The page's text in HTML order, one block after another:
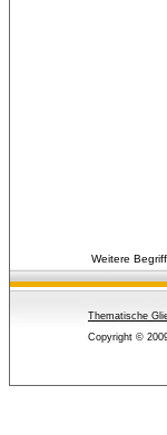
Weitere
Thematische
Copyright ©